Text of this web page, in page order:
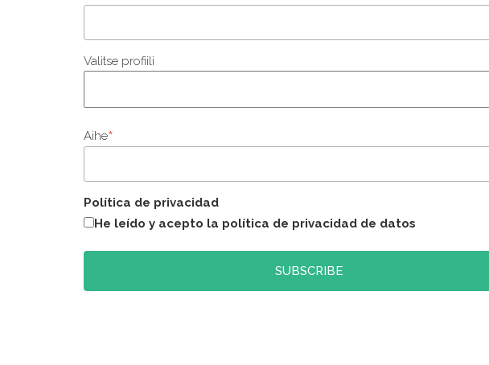
Valitse profiili
Aihe*
Política de privacidad
He leído y acepto la política de privacidad de datos